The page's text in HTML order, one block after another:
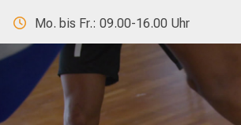
Mo. bis Fr.: 09.00-16.00 Uhr